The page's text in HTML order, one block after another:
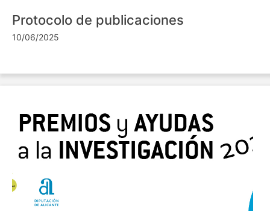
Protocolo de publicaciones
10/06/2025